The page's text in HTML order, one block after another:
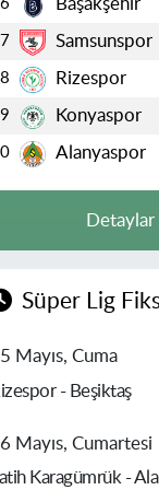
6 Başakşehir
7 Samsunspor
8 Rizespor
9 Konyaspor
Alanyaspor
Detaylar
Süper Lig
Mayıs, Cuma
- Beşiktaş
Mayıs, Cumartesi
Karagümrük -